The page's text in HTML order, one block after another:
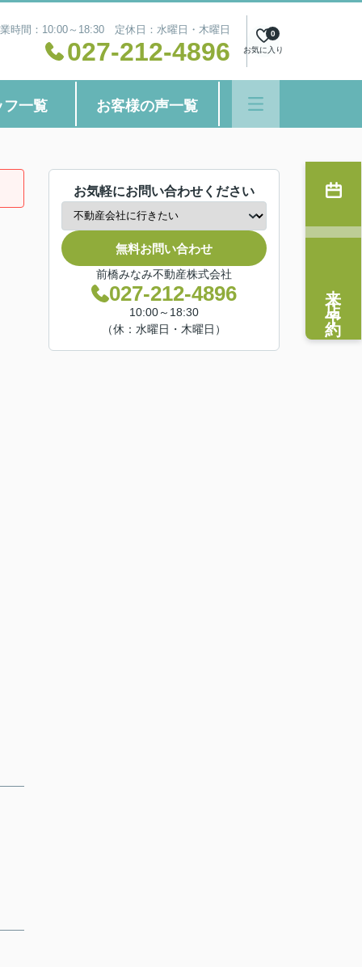
時間：10:00～18:30 定休日：水曜日・木曜日
027-212-4896 お気に入り
0
フ一覧 お客様の声一覧
お気軽にお問い合わせください
無料お問い合わせ
前橋みなみ不動産株式会社
027-212-4896
10:00～18:30
（休：水曜日・木曜日）
来店予約